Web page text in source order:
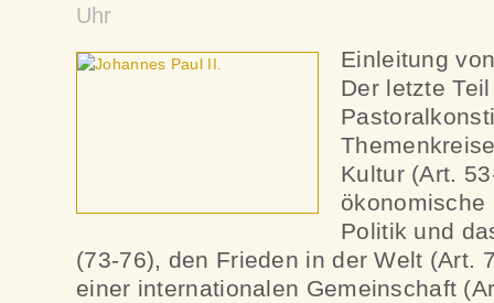
Uhr
Einleitung
Der letzte
Kultur (Art.
ökonomische
Politik und
(73-76), den Frieden in der Welt (Art.
einer internationalen Gemeinschaft